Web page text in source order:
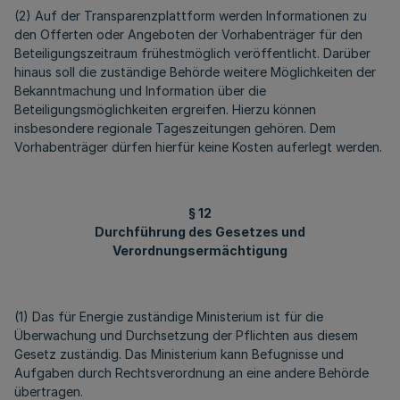
(2) Auf der Transparenzplattform werden Informationen zu
den Offerten oder Angeboten der Vorhabenträger für den
Beteiligungszeitraum frühestmöglich veröffentlicht. Darüber
hinaus soll die zuständige Behörde weitere Möglichkeiten der
Bekanntmachung und Information über die
Beteiligungsmöglichkeiten ergreifen. Hierzu können
insbesondere regionale Tageszeitungen gehören. Dem
Vorhabenträger dürfen hierfür keine Kosten auferlegt werden.
§ 12
Durchführung des Gesetzes und
Verordnungsermächtigung
(1) Das für Energie zuständige Ministerium ist für die
Überwachung und Durchsetzung der Pflichten aus diesem
Gesetz zuständig. Das Ministerium kann Befugnisse und
Aufgaben durch Rechtsverordnung an eine andere Behörde
übertragen.